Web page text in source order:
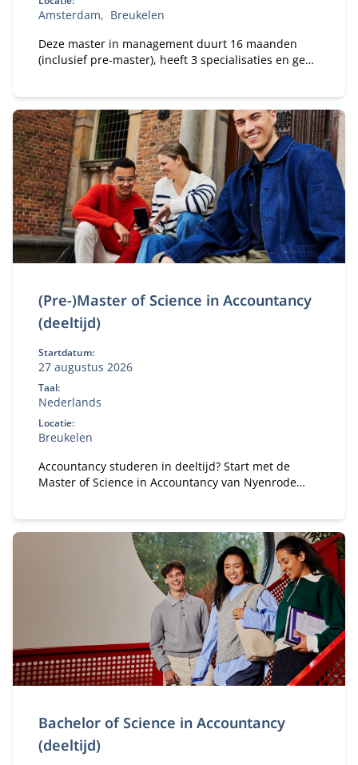
Amsterdam
Breukelen
Deze master in management duurt 16 maanden
(inclusief pre-master), heeft 3 specialisaties en geeft
(Pre-)Master of Science in Accountancy
(deeltijd)
Startdatum:
27 augustus 2026
Taal:
Nederlands
Locatie:
Breukelen
Accountancy studeren in deeltijd? Start met de
Master of Science in Accountancy van Nyenrode
Bachelor of Science in Accountancy
(deeltijd)